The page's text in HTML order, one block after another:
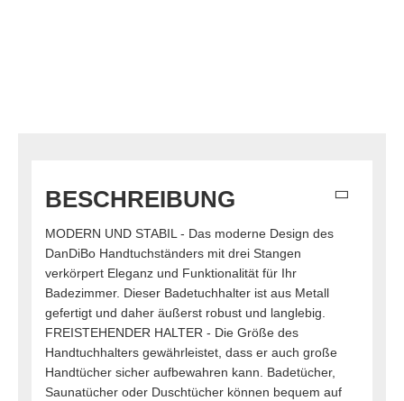
BESCHREIBUNG
MODERN UND STABIL - Das moderne Design des
DanDiBo Handtuchständers mit drei Stangen
verkörpert Eleganz und Funktionalität für Ihr
Badezimmer. Dieser Badetuchhalter ist aus Metall
gefertigt und daher äußerst robust und langlebig.
FREISTEHENDER HALTER - Die Größe des
Handtuchhalters gewährleistet, dass er auch große
Handtücher sicher aufbewahren kann. Badetücher,
Saunatücher oder Duschtücher können bequem auf